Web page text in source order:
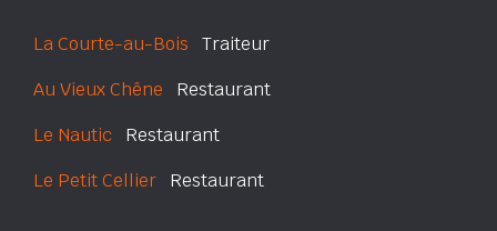
La Courte-au-Bois Traiteur
Au Vieux Chêne Restaurant
Le Nautic Restaurant
Le Petit Cellier Restaurant